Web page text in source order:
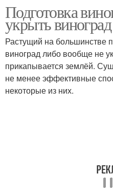
укрытием
Подготовка
укрыть
Растущий на большинстве
виноград либо вообще не
прикапывается землёй.
не менее эффективные
некоторые из них.